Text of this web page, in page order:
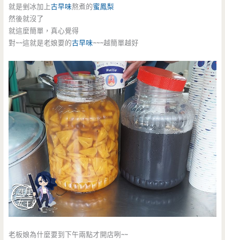
就是剉冰加上古早味熬煮的蜜鳳梨
然後就沒了
就這麼簡單，真心覺得
對~~這就是老娘要的古早味~~~越簡單越好
老板娘為什麼要到下午兩點才開店咧~~